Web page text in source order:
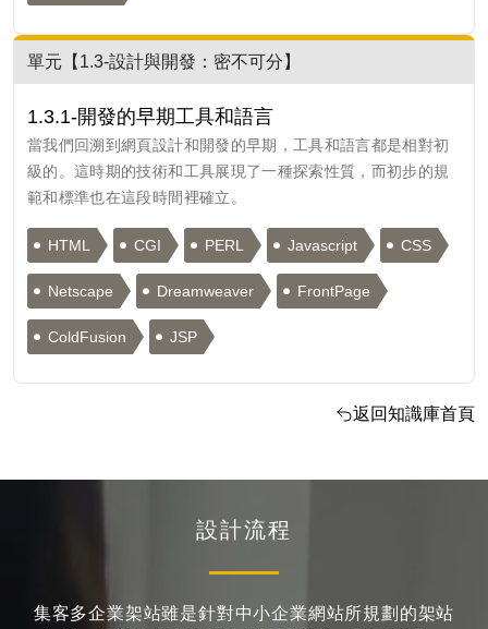
單元【1.3-設計與開發：密不可分】
1.3.1-開發的早期工具和語言
當我們回溯到網頁設計和開發的早期，工具和語言都是相對初
級的。這時期的技術和工具展現了一種探索性質，而初步的規
範和標準也在這段時間裡確立。
HTML CGI PERL Javascript CSS
Netscape Dreamweaver FrontPage
ColdFusion JSP
返回知識庫首頁
設計流程
集客多企業架站雖是針對中小企業網站所規劃的架站